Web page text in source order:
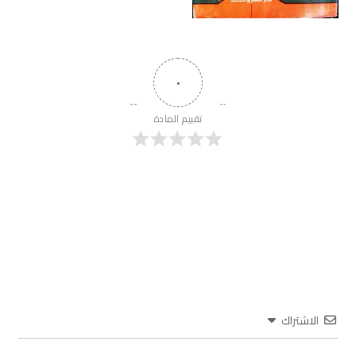
٠
تقييم المادة
الاشتراك